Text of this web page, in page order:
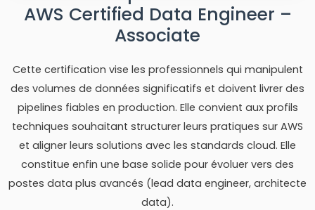
AWS Certified Data Engineer –
Associate
Cette certification vise les professionnels qui manipulent
des volumes de données significatifs et doivent livrer des
pipelines fiables en production. Elle convient aux profils
techniques souhaitant structurer leurs pratiques sur AWS
et aligner leurs solutions avec les standards cloud. Elle
constitue enfin une base solide pour évoluer vers des
postes data plus avancés (lead data engineer, architecte
data).